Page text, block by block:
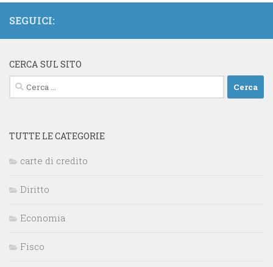
SEGUICI:
CERCA SUL SITO
Ricerca
per:
TUTTE LE CATEGORIE
carte di credito
Diritto
Economia
Fisco